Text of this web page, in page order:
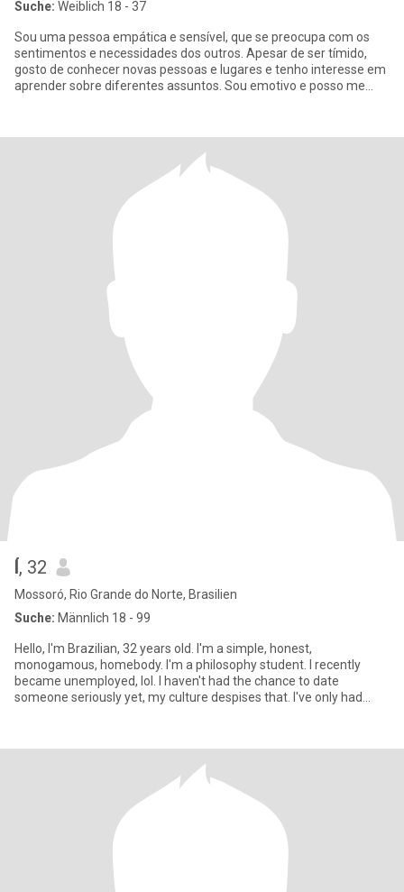
Suche: Weiblich 18 - 37
Sou uma pessoa empática e sensível, que se preocupa com os
sentimentos e necessidades dos outros. Apesar de ser tímido,
gosto de conhecer novas pessoas e lugares e tenho interesse em
aprender sobre diferentes assuntos. Sou emotivo e posso me
Í, 32
Mossoró, Rio Grande do Norte, Brasilien
Suche: Männlich 18 - 99
Hello, I'm Brazilian, 32 years old. I'm a simple, honest,
monogamous, homebody. I'm a philosophy student. I recently
became unemployed, lol. I haven't had the chance to date
someone seriously yet, my culture despises that. I've only had